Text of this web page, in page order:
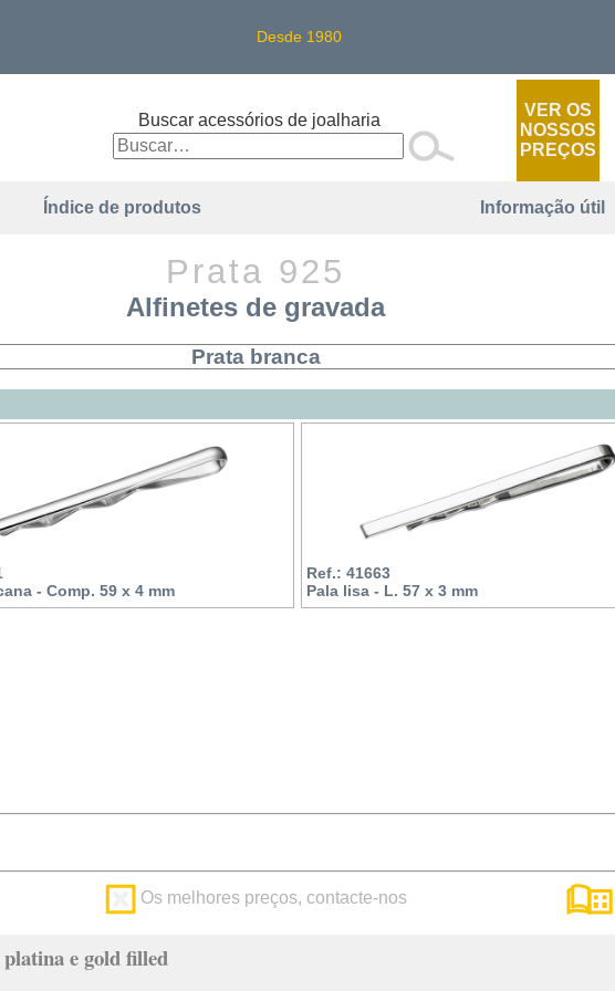
Desde 1980
Buscar acessórios de joalharia
VER OS
NOSSOS
PREÇOS
Índice de produtos Informação útil
Prata 925
Alfinetes de gravada
Prata branca
- Comp. 59 x 4 mm
Ref.: 41663
Pala lisa - L. 57 x 3 mm
Os melhores preços, contacte-nos
e gold filled